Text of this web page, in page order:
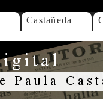
Castañeda